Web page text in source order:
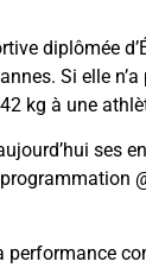
diplômée
Si elle
kg à une
ses